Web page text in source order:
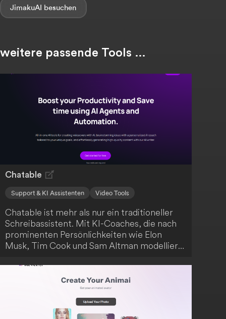
JimakuAI
weitere passende Tools …
Chatable
Support & KI Assistenten Video Tools
Chatable ist mehr als nur ein traditioneller
Schreibassistent. Mit KI-Coaches, die nach
prominenten Persönlichkeiten wie Elon
Musk, Tim Cook und Sam Altman modelliert
dir maßgeschneiderte Beratung auf Basis
ihrer Lebenserfahrungen und Geschichten
anbieten. Darüber hinaus bietet Chatable
eine Reihe von Werkzeugen zur Förderung
deiner Kreativität, darunter über 50 KI-